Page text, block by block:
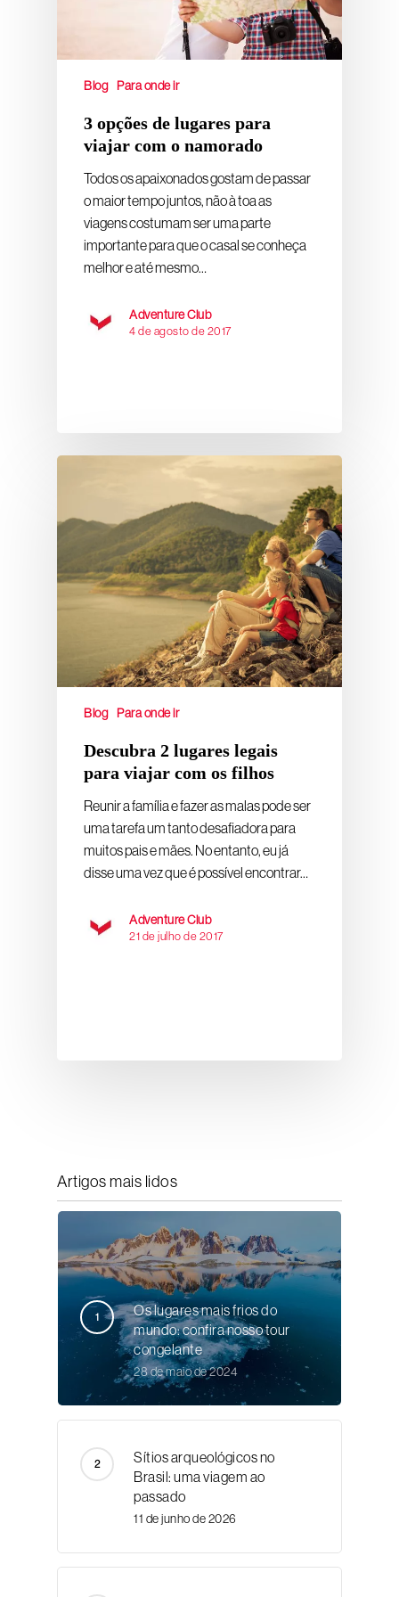
Blog Para onde ir
3 opções de lugares para
viajar com o namorado
Todos os apaixonados gostam de passar
o maior tempo juntos, não à toa as
viagens costumam ser uma parte
importante para que o casal se conheça
melhor e até mesmo…
Adventure Club
4 de agosto de 2017
Blog Para onde ir
Descubra 2 lugares legais
para viajar com os filhos
Reunir a família e fazer as malas pode ser
uma tarefa um tanto desafiadora para
muitos pais e mães. No entanto, eu já
disse uma vez que é possível encontrar…
Adventure Club
21 de julho de 2017
Artigos mais lidos
Os lugares mais frios do
mundo: confira nosso tour
congelante
28 de maio de 2024
Sítios arqueológicos no
Brasil: uma viagem ao
passado
11 de junho de 2026